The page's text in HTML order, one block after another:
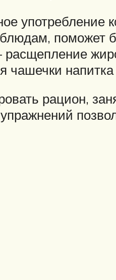
употребление
поможет
расщепление
чашечки
рацион,